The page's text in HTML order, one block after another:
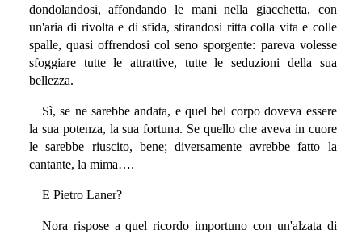
dondolandosi, affondando le mani nella giacchetta, con
un'aria di rivolta e di sfida, stirandosi ritta colla vita e colle
spalle, quasi offrendosi col seno sporgente: pareva volesse
sfoggiare tutte le attrattive, tutte le seduzioni della sua
bellezza.
Sì, se ne sarebbe andata, e quel bel corpo doveva essere
la sua potenza, la sua fortuna. Se quello che aveva in cuore
le sarebbe riuscito, bene; diversamente avrebbe fatto la
cantante, la mima….
E Pietro Laner?
Nora rispose a quel ricordo importuno con un'alzata di